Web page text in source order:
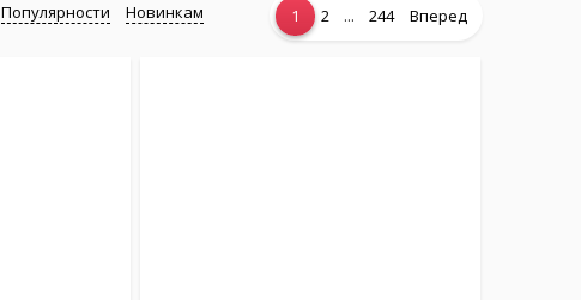
Популярности Новинкам 1 2 ... 244 Вперед